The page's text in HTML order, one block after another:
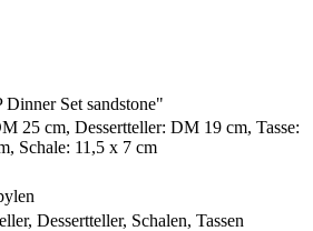
Set sandstone"
25 cm, Dessertteller: DM 19 cm, Tasse:
Schale: 11,5 x 7 cm
Dessertteller, Schalen, Tassen